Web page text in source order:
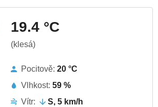
19.4 °C
(klesá)
Pocitově: 20 °C
Vlhkost: 59 %
Vítr:
S, 5 km/h